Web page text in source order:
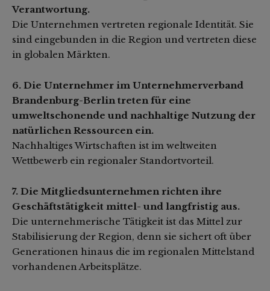
Verantwortung.
Die Unternehmen vertreten regionale Identität. Sie
sind eingebunden in die Region und vertreten diese
in globalen Märkten.
6. Die Unternehmer im Unternehmerverband
Brandenburg-Berlin treten für eine
umweltschonende und nachhaltige Nutzung der
natürlichen Ressourcen ein.
Nachhaltiges Wirtschaften ist im weltweiten
Wettbewerb ein regionaler Standortvorteil.
7. Die Mitgliedsunternehmen richten ihre
Geschäftstätigkeit mittel- und langfristig aus.
Die unternehmerische Tätigkeit ist das Mittel zur
Stabilisierung der Region, denn sie sichert oft über
Generationen hinaus die im regionalen Mittelstand
vorhandenen Arbeitsplätze.